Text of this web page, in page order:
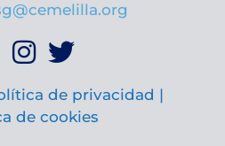
de privacidad |
de cookies